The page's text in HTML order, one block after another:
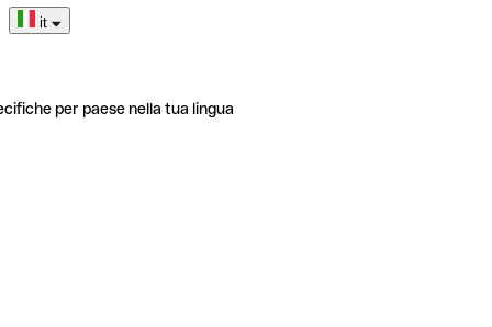
it
per paese nella tua lingua